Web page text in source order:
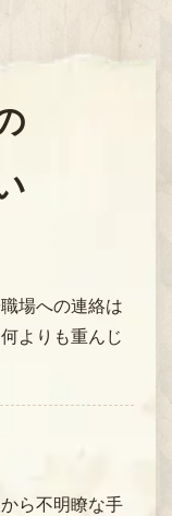
場への連絡は
よりも重んじ
ら不明瞭な手